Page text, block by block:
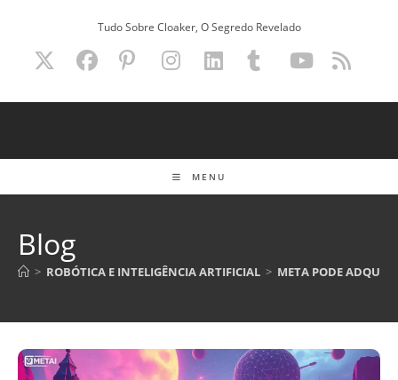
Tudo Sobre Cloaker, O Segredo Revelado
MENU
Blog
> ROBÓTICA E INTELIGÊNCIA ARTIFICIAL > META PODE